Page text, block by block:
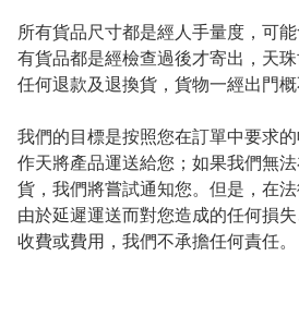
所有貨品尺寸都是經人手量度，可
有貨品都是經檢查過後才寄出，天
任何退款及退換貨，貨物一經出門概
我們的目標是按照您在訂單中要求
作天將產品運送給您；如果我們無
貨，我們將嘗試通知您。但是，在
由於延遲運送而對您造成的任何損失
收費或費用，我們不承擔任何責任。